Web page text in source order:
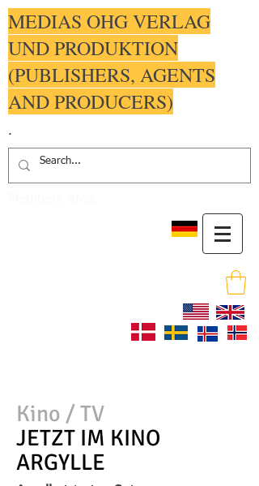
MEDIAS OHG VERLAG
UND PRODUKTION
(PUBLISHERS, AGENTS
AND PRODUCERS)
.
Kino / TV
JETZT IM KINO
ARGYLLE